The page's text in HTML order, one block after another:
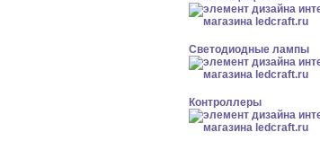
Светодиодные лампы
Контроллеры